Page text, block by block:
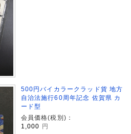
500円バイカラークラッド貨 地方
自治法施行60周年記念 佐賀県 カ
ード型
会員価格(税別)：
1,000
円